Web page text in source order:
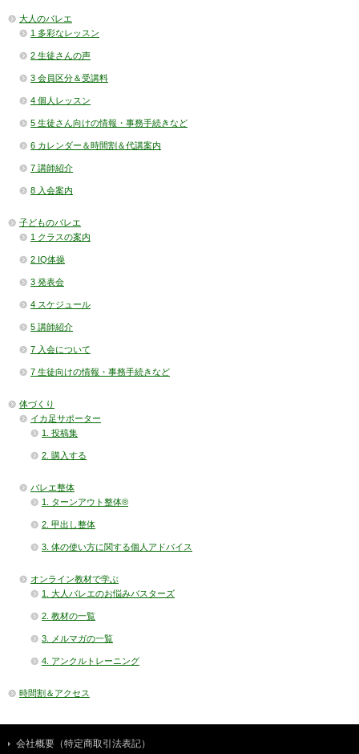
大人のバレエ
1 多彩なレッスン
2 生徒さんの声
3 会員区分＆受講料
4 個人レッスン
5 生徒さん向けの情報・事務手続きなど
6 カレンダー＆時間割＆代講案内
7 講師紹介
8 入会案内
子どものバレエ
1 クラスの案内
2 IQ体操
3 発表会
4 スケジュール
5 講師紹介
7 入会について
7 生徒向けの情報・事務手続きなど
体づくり
イカ足サポーター
1. 投稿集
2. 購入する
バレエ整体
1. ターンアウト整体®
2. 甲出し整体
3. 体の使い方に関する個人アドバイス
オンライン教材で学ぶ
1. 大人バレエのお悩みバスターズ
2. 教材の一覧
3. メルマガの一覧
4. アンクルトレーニング
時間割＆アクセス
会社概要（特定商取引法表記）